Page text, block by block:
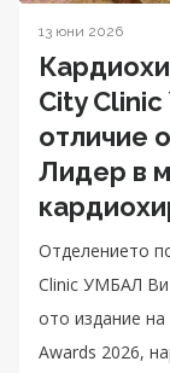
13 юни 2026
City
отличие
Лидер в
Отделението
Clinic УМБАЛ
ото издание
Awards 2026,